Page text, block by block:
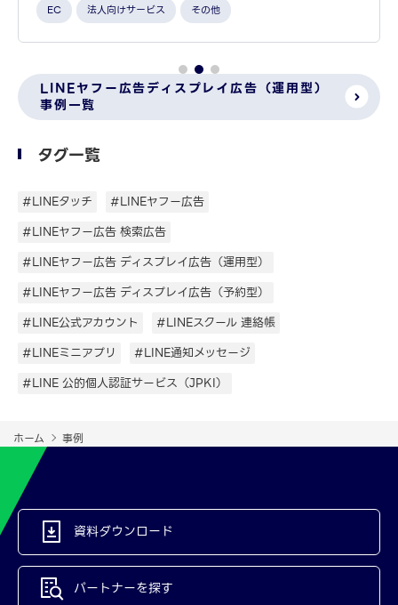
EC 法人向けサービス その他
LINEヤフー広告ディスプレイ広告（運用型）
事例一覧
タグ一覧
#LINEタッチ
#LINEヤフー広告
#LINEヤフー広告 検索広告
#LINEヤフー広告 ディスプレイ広告（運用型）
#LINEヤフー広告 ディスプレイ広告（予約型）
#LINE公式アカウント
#LINEスクール 連絡帳
#LINEミニアプリ
#LINE通知メッセージ
#LINE 公的個人認証サービス（JPKI）
ホーム 事例
資料ダウンロード
パートナーを探す